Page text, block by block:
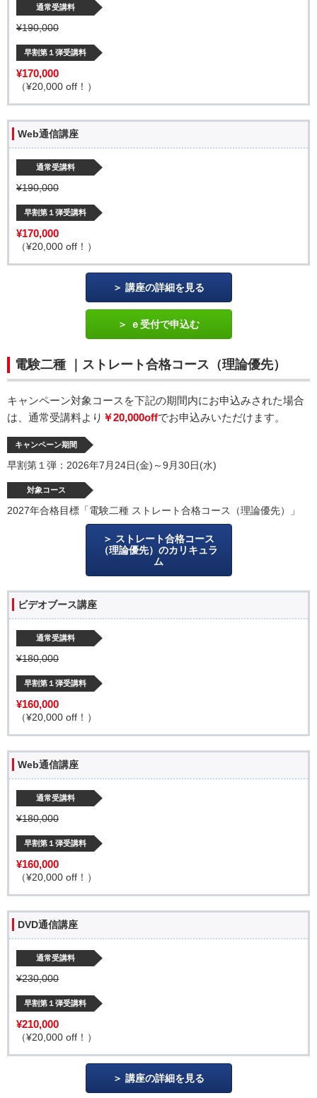
通常受講料
¥190,000
早割第１弾受講料
¥170,000
（¥20,000 off！）
Web通信講座
通常受講料
¥190,000
早割第１弾受講料
¥170,000
（¥20,000 off！）
講座の詳細を見る
ｅ受付で申込む
電験二種 ｜ストレート合格コース（理論優先）
キャンペーン対象コースを下記の期間内にお申込みされた場合
は、通常受講料より ￥20,000offでお申込みいただけます。
キャンペーン期間
早割第１弾：2026年7月24日(金)～9月30日(水)
対象コース
2027年合格目標「電験二種 ストレート合格コース（理論優先）」
ストレート合格コース
（理論優先）のカリキュラ
ム
ビデオブース講座
通常受講料
¥180,000
早割第１弾受講料
¥160,000
（¥20,000 off！）
Web通信講座
通常受講料
¥180,000
早割第１弾受講料
¥160,000
（¥20,000 off！）
DVD通信講座
通常受講料
¥230,000
早割第１弾受講料
¥210,000
（¥20,000 off！）
講座の詳細を見る